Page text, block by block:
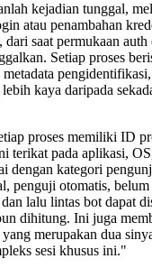
kejadian tunggal,
atau penambahan
dari saat permukaan
Setiap proses
kaya daripada
proses memiliki ID
terikat pada aplikasi,
dengan kategori
penguji otomatis,
lalu lintas bot dapat
dihitung. Ini juga
merupakan dua
sesi khusus ini."